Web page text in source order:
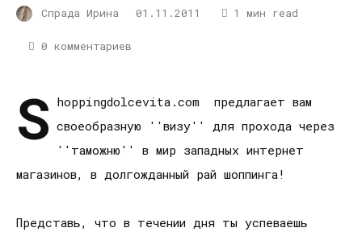
Спрада Ирина 01.11.2011 1 мин read
0 комментариев
S hoppingdolcevita.com предлагает вам
своеобразную ''визу'' для прохода через
''таможню'' в мир западных интернет
магазинов, в долгожданный рай шоппинга!
Представь, что в течении дня ты успеваешь